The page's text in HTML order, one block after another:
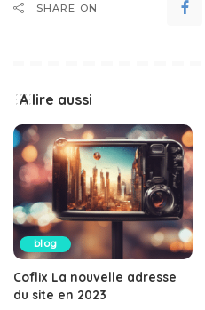
SHARE ON
A lire aussi
blog
Coflix La nouvelle adresse
du site en 2023